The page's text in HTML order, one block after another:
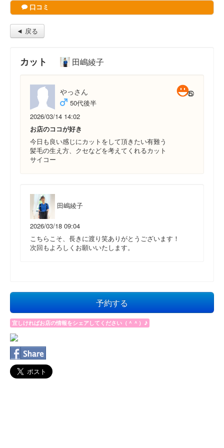
口コミ
◄ 戻る
カット 田嶋綾子
やっさん
50代後半
2026/03/14 14:02
お店のココが好き
今日も良い感じにカットをして頂きたい有難う
髪毛の生え方、クセなどを考えてくれるカット
サイコー
田嶋綾子
2026/03/18 09:04
こちらこそ、長きに渡り笑ありがとうございます！
次回もよろしくお願いいたします。
予約する
宜しければお店の情報をシェアしてください（＾＾）♪